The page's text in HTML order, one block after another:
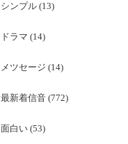
シンプル (13)
ドラマ (14)
メツセージ (14)
最新着信音 (772)
面白い (53)